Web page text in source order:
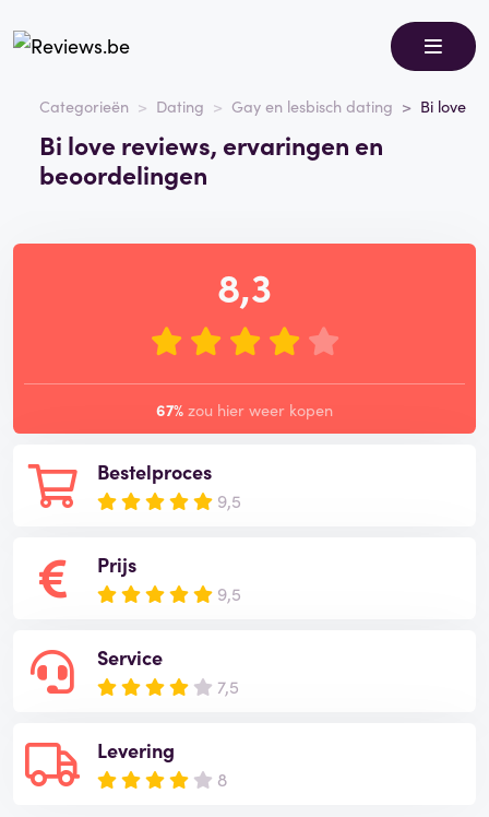
Categorieën Dating Gay en lesbisch dating Bi love
Bi love reviews, ervaringen en
beoordelingen
Bestelproces
9,5
Prijs
9,5
Service
7,5
Levering
8
8,3
67% zou hier weer kopen